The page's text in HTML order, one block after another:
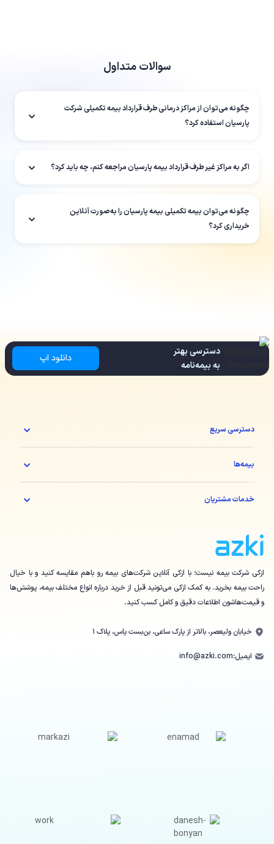
سوالات متداول
چگونه می‌توان از مراکز درمانی طرف قرارداد بیمه تکمیلی شرکت
پارسیان استفاده کرد؟
اگر به مراکز غیر طرف قرارداد بیمه پارسیان مراجعه کنم، چه باید کرد؟
چگونه می‌توان بیمه تکمیلی بیمه پارسیان را به‌صورت آنلاین
خریداری کرد؟
دسترسی بهتر
به بیمه‌نامه
دانلود اپ
ازکی شرکت بیمه نیست؛ با ازکی آنلاین شرکت‌های بیمه رو باهم مقایسه کنید و با خیال
راحت بیمه بخرید. به کمک ازکی می‌تونید قبل از خرید درباره انواع مختلف بیمه، پوشش‌ها
و قیمت‌هاشون اطلاعات دقیق و کامل کسب کنید.
خیابان ولیعصر، بالاتر از پارک ساعی، بن‌بست یاس، پلاک ۱
ایمیل:info@azki.com
دسترسی سریع
بیمه‌ها
خدمات مشتریان